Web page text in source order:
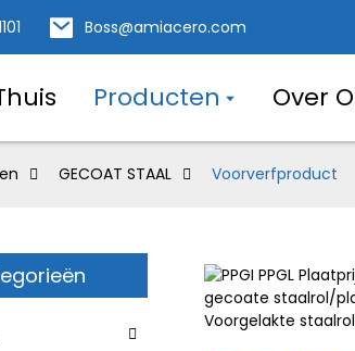
Boss@amiacero.com
Producten Over
GECOAT STAAL Voorverfproduct